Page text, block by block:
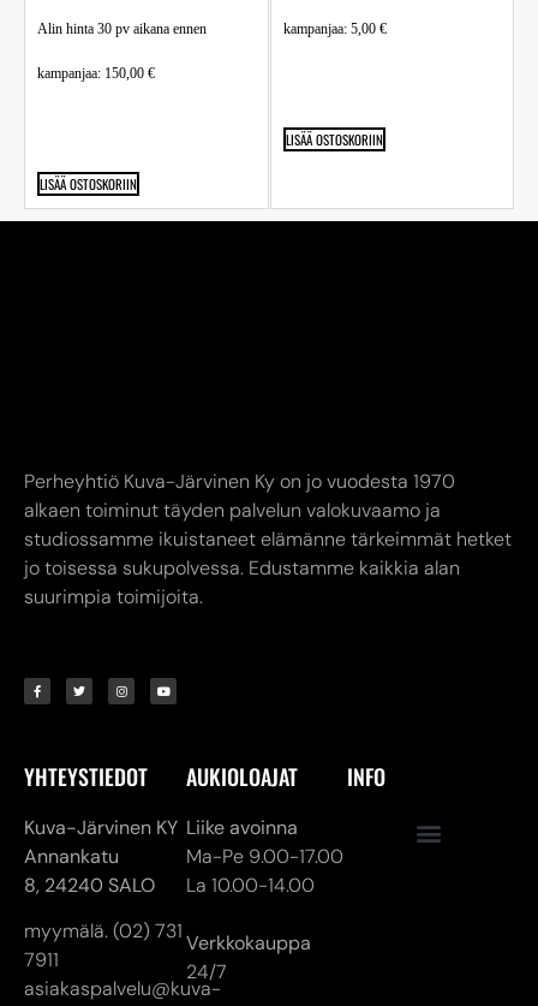
Alin hinta 30 pv aikana ennen
kampanjaa: 150,00 €
LISÄÄ OSTOSKORIIN
kampanjaa: 5,00 €
LISÄÄ OSTOSKORIIN
Kuva-Järvinen KY
Annankatu
myymälä. (02) 731
asiakaspalvelu@kuva-
jarvinen.com
Verkkokauppa
24/7
© ALL RIGHTS RESERVED